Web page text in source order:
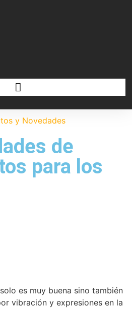
y Novedades
de
para los
es muy buena sino también
vibración y expresiones en la